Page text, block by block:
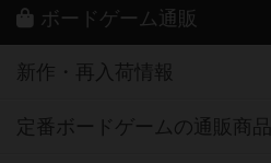
ボードゲーム通販
新作・再入荷情報
定番ボードゲームの通販商品